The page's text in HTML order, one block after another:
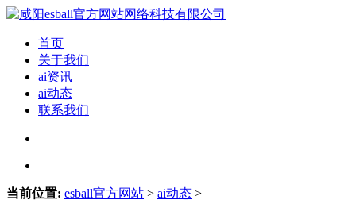
首页
关于我们
ai资讯
ai动态
联系我们
当前位置: esball官方网站 > ai动态 >